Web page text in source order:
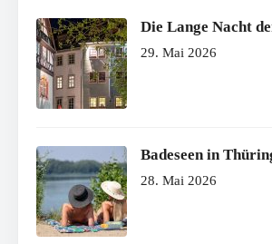
Die Lange Nacht
29. Mai 2026
Badeseen in
28. Mai 2026